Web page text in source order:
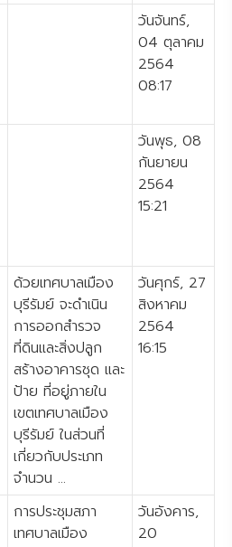
วันจันทร์,
04 ตุลาคม
2564
08:17
วันพุธ, 08
กันยายน
2564
15:21
ด้วยเทศบาลเมือง
บุรีรัมย์ จะดำเนิน
การออกสำรวจ
ที่ดินและสิ่งปลูก
สร้างอาคารชุด และ
ป้าย ที่อยู่ภายใน
เขตเทศบาลเมือง
บุรีรัมย์ ในส่วนที่
เกี่ยวกับประเภท
จำนวน ...
วันศุกร์, 27
สิงหาคม
2564
16:15
การประชุมสภา
เทศบาลเมือง
วันอังคาร,
20